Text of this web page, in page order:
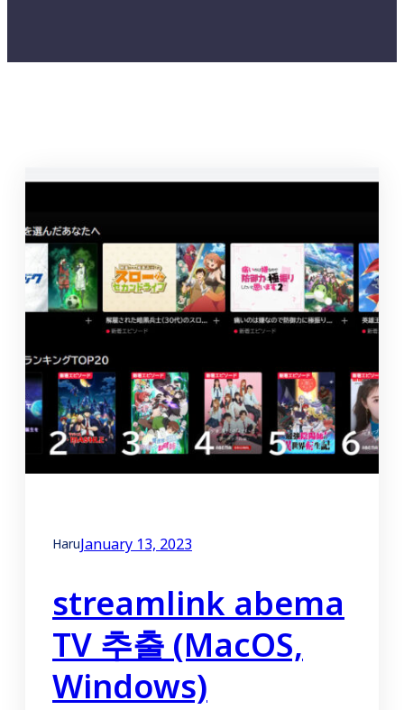
HaruJanuary 13, 2023
streamlink abema
TV 추출 (MacOS,
Windows)